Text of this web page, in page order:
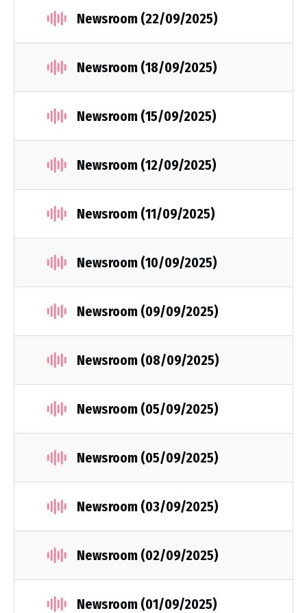
Newsroom (22/09/2025)
Newsroom (18/09/2025)
Newsroom (15/09/2025)
Newsroom (12/09/2025)
Newsroom (11/09/2025)
Newsroom (10/09/2025)
Newsroom (09/09/2025)
Newsroom (08/09/2025)
Newsroom (05/09/2025)
Newsroom (05/09/2025)
Newsroom (03/09/2025)
Newsroom (02/09/2025)
Newsroom (01/09/2025)